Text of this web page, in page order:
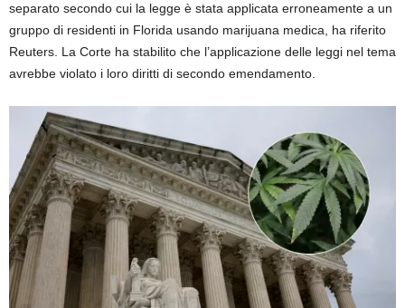
separato secondo cui la legge è stata applicata erroneamente a un
gruppo di residenti in Florida usando marijuana medica, ha riferito
Reuters. La Corte ha stabilito che l’applicazione delle leggi nel tema
avrebbe violato i loro diritti di secondo emendamento.